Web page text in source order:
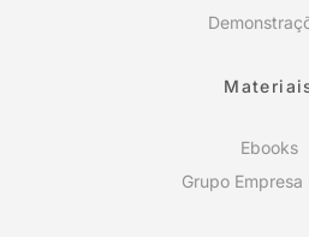
Ebooks
Grupo Empresa